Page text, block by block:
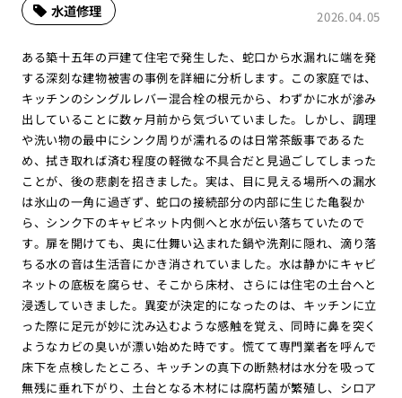
2026.04.05
水道修理
ある築十五年の戸建て住宅で発生した、蛇口から水漏れに端を発
する深刻な建物被害の事例を詳細に分析します。この家庭では、
キッチンのシングルレバー混合栓の根元から、わずかに水が滲み
出していることに数ヶ月前から気づいていました。しかし、調理
や洗い物の最中にシンク周りが濡れるのは日常茶飯事であるた
め、拭き取れば済む程度の軽微な不具合だと見過ごしてしまった
ことが、後の悲劇を招きました。実は、目に見える場所への漏水
は氷山の一角に過ぎず、蛇口の接続部分の内部に生じた亀裂か
ら、シンク下のキャビネット内側へと水が伝い落ちていたので
す。扉を開けても、奥に仕舞い込まれた鍋や洗剤に隠れ、滴り落
ちる水の音は生活音にかき消されていました。水は静かにキャビ
ネットの底板を腐らせ、そこから床材、さらには住宅の土台へと
浸透していきました。異変が決定的になったのは、キッチンに立
った際に足元が妙に沈み込むような感触を覚え、同時に鼻を突く
ようなカビの臭いが漂い始めた時です。慌てて専門業者を呼んで
床下を点検したところ、キッチンの真下の断熱材は水分を吸って
無残に垂れ下がり、土台となる木材には腐朽菌が繁殖し、シロア